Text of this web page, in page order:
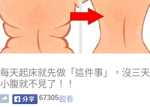
每天起床就先做「這件事」，沒三天
小腹就不見了！！
67305觀看